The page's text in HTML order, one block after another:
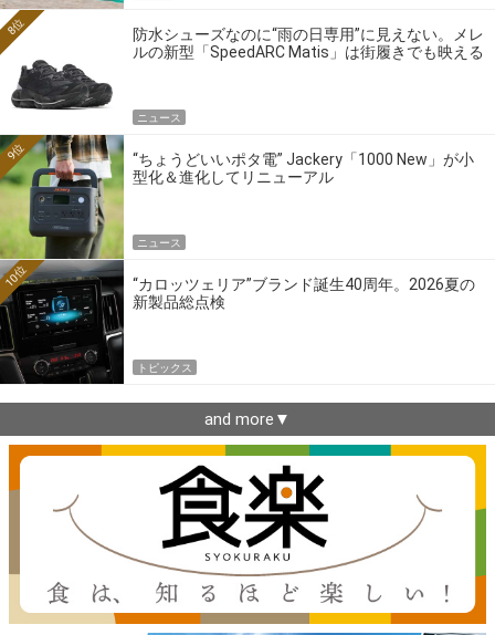
防水シューズなのに“雨の日専用”に見えない。メレ
ルの新型「SpeedARC Matis」は街履きでも映える
8位
ニュース
“ちょうどいいポタ電” Jackery「1000 New」が小
型化＆進化してリニューアル
9位
ニュース
“カロッツェリア”ブランド誕生40周年。2026夏の
新製品総点検
10位
トピックス
and more▼